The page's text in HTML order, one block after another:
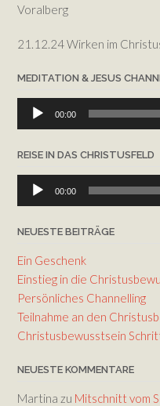
Voralberg
21.12.24 Wirken im
MEDITATION & JESUS
Audio-
Player
00:00
REISE IN DAS CHRISTUSFELD
Audio-
Player
00:00
NEUESTE BEITRÄGE
Ein Geschenk
Einstieg in die
Persönliches Channelling
Teilnahme an den
Christusbewusstsein
NEUESTE KOMMENTARE
Martina zu Mitschnitt vom